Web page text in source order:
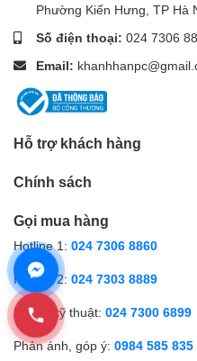
Phường Kiến Hưng, TP Hà
Số điện thoại: 024 7306
Email:
Hỗ trợ khách hàng
Chính sách
Gọi mua hàng
Hotline 1: 024 7306 8860
Hotline 2: 024 7303 8889
Hỗ trợ kỹ thuật: 024 7300 6899
Phản ánh, góp ý: 0984 585 835